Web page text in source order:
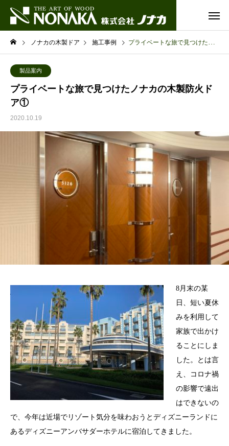
ノナカの木製ドア 施工事例 プライベートな旅で見つけたノナカの木製防火ドア①
製品案内
プライベートな旅で見つけたノナカの木製防火ド
ア①
2020.10.19
8月末の某
日、短い夏休
みを利用して
家族で出かけ
ることにしま
した。とは言
え、コロナ禍
の影響で遠出
はできないの
で、今年は近場でリゾート気分を味わおうとディズニーランドに
あるディズニーアンバサダーホテルに宿泊してきました。